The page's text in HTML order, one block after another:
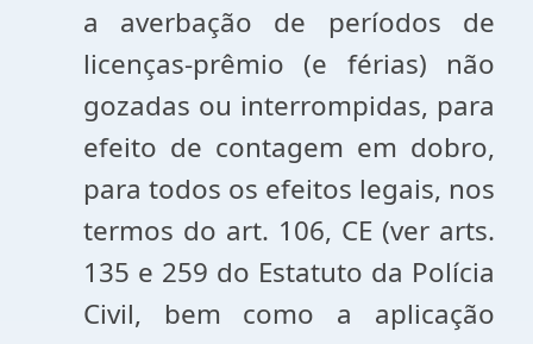
a averbação de períodos de
licenças-prêmio (e férias) não
gozadas ou interrompidas, para
efeito de contagem em dobro,
para todos os efeitos legais, nos
termos do art. 106, CE (ver arts.
135 e 259 do Estatuto da Polícia
Civil, bem como a aplicação